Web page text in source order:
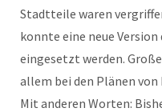
Stadtteile waren
konnte eine neue
eingesetzt werden.
allem bei den Plänen von
Mit anderen Worten: